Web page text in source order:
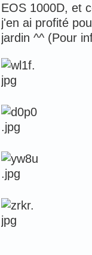
EOS 1000D, et
j'en ai profité
jardin ^^ (Pour